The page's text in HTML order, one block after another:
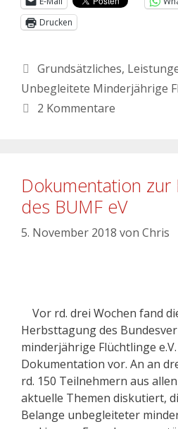
Drucken
Grundsätzliches,
Unbegleitete Minderjährige
2 Kommentare
Dokumentation
des BUMF eV
5. November 2018 von Chris
Vor rd. drei Wochen fand
Herbsttagung des
minderjährige Flüchtlinge
Dokumentation vor. An an
rd. 150 Teilnehmern aus
aktuelle Themen diskutiert,
Belange unbegleiteter